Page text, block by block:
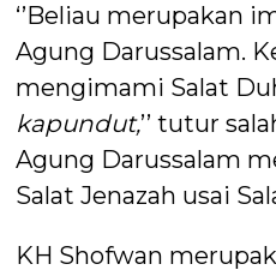
‘’Beliau merupakan
Agung Darussalam.
mengimami Salat
kapundut,’’ tutur
Agung Darussalam
Salat Jenazah usai
KH Shofwan